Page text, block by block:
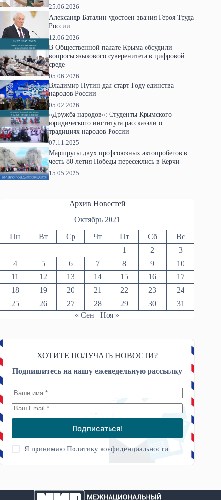
25.06.2026
Александр Баталин удостоен звания Героя Труда
России
12.06.2026
В Общественной палате Крыма обсудили
вопросы языкового суверенитета в цифровой
среде
05.06.2026
Владимир Путин дал старт Году единства
народов России
05.02.2026
«Дружба народов»: Студенты Крымского
юридического института рассказали о
традициях народов России
07.11.2025
Маршруты двух профсоюзных автопробегов в
честь 80-летия Победы пересеклись в Керчи
15.05.2025
Архив Новостей
Октябрь 2021
Пн Вт Ср Чт Пт Сб
Вс
1
2
3
4
5 6 7 8 9
10
11
12 13 14 15 16
17
18
19 20 21 22 23
24
25
26 27 28 29 30
31
« Сен
Ноя »
ХОТИТЕ ПОЛУЧАТЬ НОВОСТИ?
Подпишитесь на нашу еженедельную рассылку
Подписаться!
Я принимаюПолитику конфиденциальности